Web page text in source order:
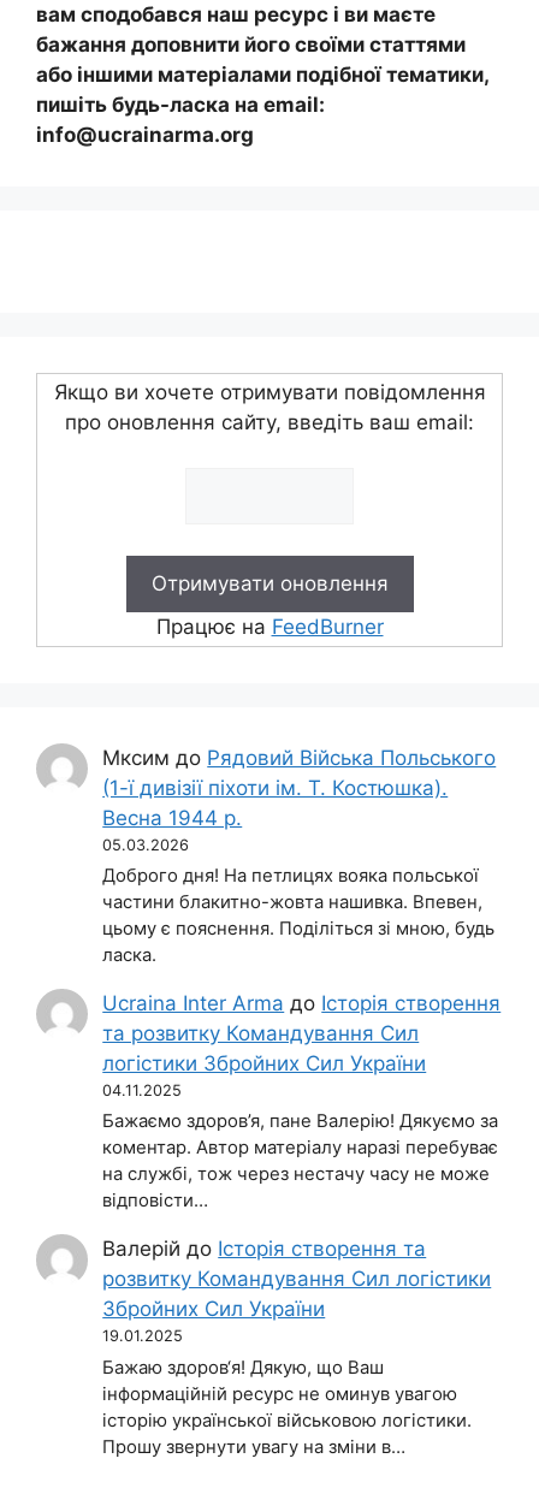
вам сподобався наш ресурс і ви маєте
бажання доповнити його своїми статтями
або іншими матеріалами подібної тематики,
пишіть будь-ласка на email:
info@ucrainarma.org
Якщо ви хочете отримувати повідомлення
про оновлення сайту, введіть ваш email:
Працює на FeedBurner
Мксим до Рядовий Війська Польського
(1-ї дивізії піхоти ім. Т. Костюшка).
Весна 1944 р.
05.03.2026
Доброго дня! На петлицях вояка польської
частини блакитно-жовта нашивка. Впевен,
цьому є пояснення. Поділіться зі мною, будь
ласка.
Ucraina Inter Arma до Історія створення
та розвитку Командування Сил
логістики Збройних Сил України
04.11.2025
Бажаємо здоров’я, пане Валерію! Дякуємо за
коментар. Автор матеріалу наразі перебуває
на службі, тож через нестачу часу не може
відповісти…
Валерій до Історія створення та
розвитку Командування Сил логістики
Збройних Сил України
19.01.2025
Бажаю здоров‘я! Дякую, що Ваш
інформаційній ресурс не оминув увагою
історію української військовою логістики.
Прошу звернути увагу на зміни в…